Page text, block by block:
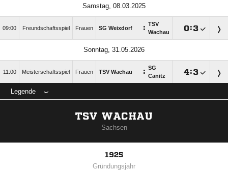
Samstag, 08.03.2025
09:00 Freundschaftsspiel Frauen SG Weixdorf : TSV
Wachau
:
Sonntag, 31.05.2026
11:00 Meisterschaftsspiel Frauen TSV Wachau : SG
Canitz
:
Legende
TSV WACHAU
Sachsen
1925
Gründungsjahr